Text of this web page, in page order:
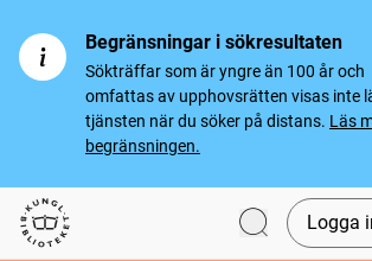
Begränsningar i sökresultaten
Sökträffar som är yngre än 100 år och
omfattas av upphovsrätten visas inte
tjänsten när du söker på distans. Läs
begränsningen.
Svenska tidningar
Logga